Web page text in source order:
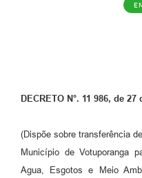
Transparência
Audiências Públicas
DECRETO N°. 11 986, de
(Dispõe sobre transferência
Município de Votuporanga
Agua, Esgotos e Meio